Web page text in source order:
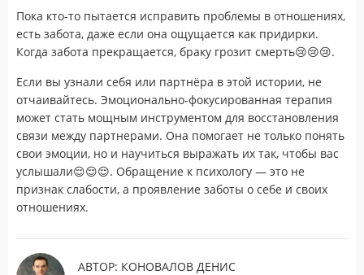
Пока кто-то пытается исправить проблемы в отношениях,
есть забота, даже если она ощущается как придирки.
Когда забота прекращается, браку грозит смерть😢😢😢.
Если вы узнали себя или партнёра в этой истории, не
отчаивайтесь. Эмоционально-фокусированная терапия
может стать мощным инструментом для восстановления
связи между партнерами. Она помогает не только понять
свои эмоции, но и научиться выражать их так, чтобы вас
услышали😌😌😌. Обращение к психологу — это не
признак слабости, а проявление заботы о себе и своих
отношениях.
АВТОР: КОНОВАЛОВ ДЕНИС